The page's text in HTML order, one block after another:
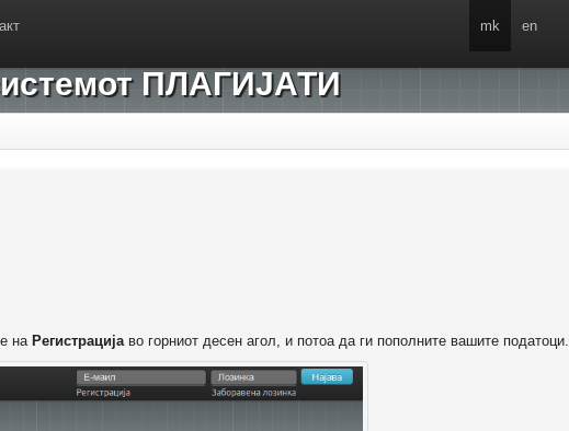
mk en
ПЛАГИЈАТИ
на Регистрацијаво горниот десен агол, и потоа да ги пополните вашите податоци.